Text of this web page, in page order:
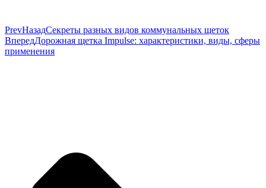
PrevНазадСекреты разных видов коммунальных щеток
ВпередДорожная щетка Impulse: характеристики, виды, сферы
применения